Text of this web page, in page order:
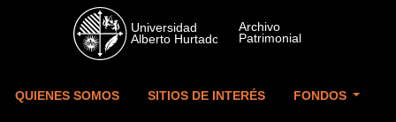
Skip to main content
QUIENES SOMOS SITIOS DE INTERÉS FONDOS